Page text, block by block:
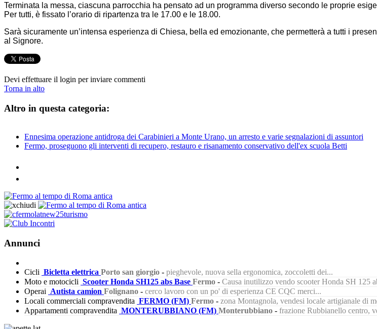
Terminata la messa, ciascuna parrocchia ha pensato ad un programma diverso secondo le proprie
Per tutti, è fissato l’orario di ripartenza tra le 17.00 e le 18.00.
Sarà sicuramente un’intensa esperienza di Chiesa, bella ed emozionante, che permetterà a tutti i
al Signore.
Devi effettuare il login per inviare commenti
Torna in alto
Altro in questa categoria:
Ennesima operazione antidroga dei Carabinieri a Monte Urano, un arresto e varie segnalazioni di assuntori
Fermo, proseguono gli interventi di recupero, restauro e risanamento conservativo dell'ex scuola Betti
Annunci
Cicli Bicletta elettrica Porto san giorgio - pieghevole, nuova sella ergonomica, zoccoletti dei...
Moto e motocicli Scooter Honda SH125 abs Base Fermo - Causa inutilizzo vendo scooter Honda SH 125
Operai Autista camion Folignano - cerco lavoro con un po' di esperienza CE CQC merci...
Locali commerciali compravendita FERMO (FM) Fermo - zona Montagnola, vendesi locale artigianale di
Appartamenti compravendita MONTERUBBIANO (FM) Monterubbiano - frazione Rubbianello centro,